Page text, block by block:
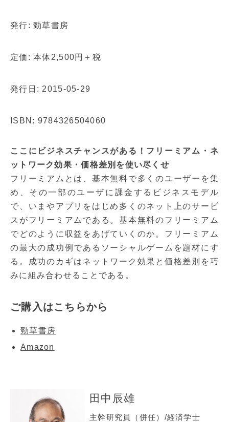
発行: 勁草書房
定価: 本体2,500円＋税
発行日: 2015-05-29
ISBN: 9784326504060
ここにビジネスチャンスがある！フリーミアム・ネ
ットワーク効果・価格差別を使い尽くせ
フリーミアムとは、基本無料で多くのユーザーを集
め、その一部のユーザに課金するビジネスモデル
で、いまやアプリをはじめ多くのネット上のサービ
スがフリーミアムである。基本無料のフリーミアム
でどのように収益をあげていくのか。フリーミアム
の最大の成功例であるソーシャルゲームを題材にす
る。成功のカギはネットワーク効果と価格差別を巧
みに組み合わせることである。
ご購入はこちらから
勁草書房
Amazon
田中辰雄
主幹研究員（併任）/経済学士